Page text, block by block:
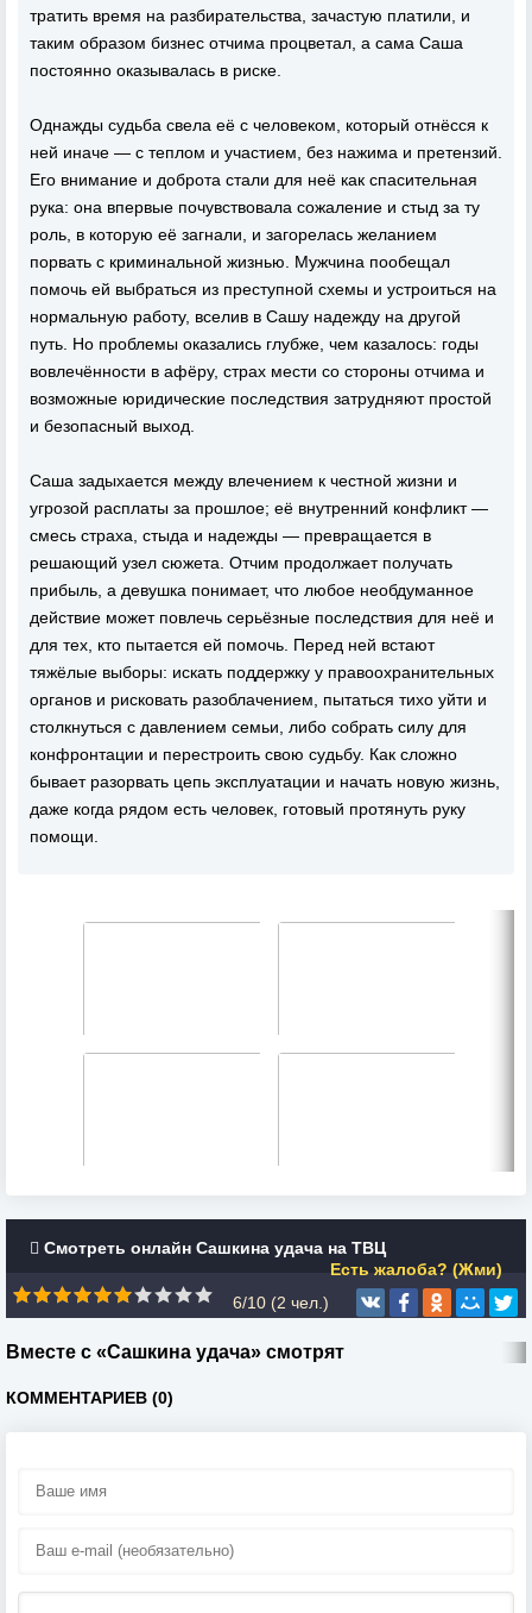
тратить время на разбирательства, зачастую платили, и
таким образом бизнес отчима процветал, а сама Саша
постоянно оказывалась в риске.
Однажды судьба свела её с человеком, который отнёсся к
ней иначе — с теплом и участием, без нажима и претензий.
Его внимание и доброта стали для неё как спасительная
рука: она впервые почувствовала сожаление и стыд за ту
роль, в которую её загнали, и загорелась желанием
порвать с криминальной жизнью. Мужчина пообещал
помочь ей выбраться из преступной схемы и устроиться на
нормальную работу, вселив в Сашу надежду на другой
путь. Но проблемы оказались глубже, чем казалось: годы
вовлечённости в афёру, страх мести со стороны отчима и
возможные юридические последствия затрудняют простой
и безопасный выход.
Саша задыхается между влечением к честной жизни и
угрозой расплаты за прошлое; её внутренний конфликт —
смесь страха, стыда и надежды — превращается в
решающий узел сюжета. Отчим продолжает получать
прибыль, а девушка понимает, что любое необдуманное
действие может повлечь серьёзные последствия для неё и
для тех, кто пытается ей помочь. Перед ней встают
тяжёлые выборы: искать поддержку у правоохранительных
органов и рисковать разоблачением, пытаться тихо уйти и
столкнуться с давлением семьи, либо собрать силу для
конфронтации и перестроить свою судьбу. Как сложно
бывает разорвать цепь эксплуатации и начать новую жизнь,
даже когда рядом есть человек, готовый протянуть руку
помощи.
Смотреть онлайн Сашкина удача на ТВЦ
Есть жалоба? (Жми)
6/10 (2 чел.)
Вместе с «Сашкина удача» смотрят
КОММЕНТАРИЕВ (0)